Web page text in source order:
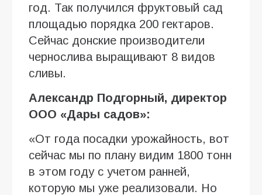
год. Так получился фруктовый сад
площадью порядка 200 гектаров.
Сейчас донские производители
чернослива выращивают 8 видов
сливы.
Александр Подгорный, директор
ООО «Дары садов»:
«От года посадки урожайность, вот
сейчас мы по плану видим 1800 тонн
в этом году с учетом ранней,
которую мы уже реализовали. Но